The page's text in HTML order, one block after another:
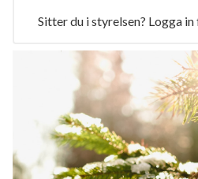
Sitter du i styrelsen? Logga